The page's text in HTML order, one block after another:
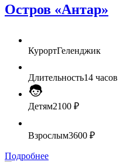
Остров «Антар»
КурортГеленджик
Длительность14 часов
Детям2100 ₽
Взрослым3600 ₽
Подробнее